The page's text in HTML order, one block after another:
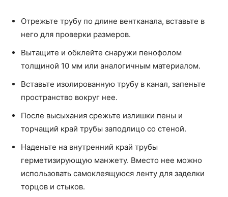
Отрежьте трубу по длине вентканала, вставьте в
него для проверки размеров.
Вытащите и обклейте снаружи пенофолом
толщиной 10 мм или аналогичным материалом.
Вставьте изолированную трубу в канал, запеньте
пространство вокруг нее.
После высыхания срежьте излишки пены и
торчащий край трубы заподлицо со стеной.
Наденьте на внутренний край трубы
герметизирующую манжету. Вместо нее можно
использовать самоклеящуюся ленту для заделки
торцов и стыков.